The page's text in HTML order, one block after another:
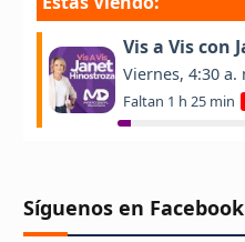
Síguenos en Facebook